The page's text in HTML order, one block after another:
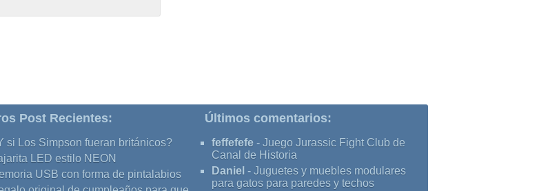
Post Recientes:
si Los Simpson fueran británicos?
LED estilo NEON
USB con forma de pintalabios
Últimos comentarios:
feffefefe - Juego Jurassic Fight Club de
Canal de Historia
Daniel - Juguetes y muebles modulares
para gatos para paredes y techos